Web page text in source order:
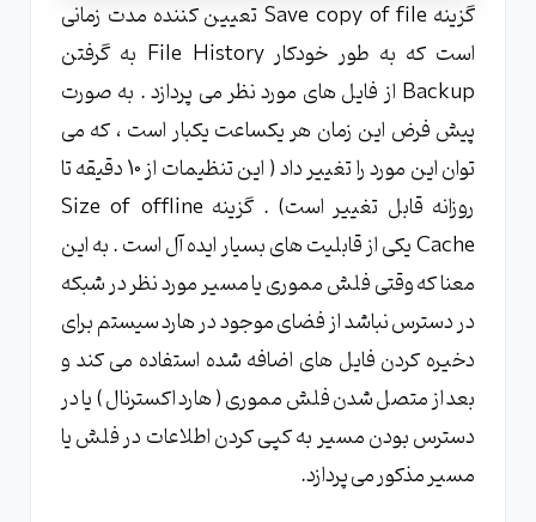
گزینه Save copy of file تعیین کننده مدت زمانی
است که به طور خودکار File History به گرفتن
Backup از فایل های مورد نظر می پردازد . به صورت
پیش فرض این زمان هر یکساعت یکبار است ، که می
توان این مورد را تغییر داد ( این تنظیمات از 10 دقیقه تا
روزانه قابل تغییر است) . گزینه Size of offline
Cache یکی از قابلیت های بسیار ایده آل است . به این
معنا که وقتی فلش مموری یا مسیر مورد نظر در شبکه
در دسترس نباشد از فضای موجود در هارد سیستم برای
دخیره کردن فایل های اضافه شده استفاده می کند و
بعد از متصل شدن فلش مموری ( هارد اکسترنال ) یا در
دسترس بودن مسیر به کپی کردن اطلاعات در فلش یا
مسیر مذکور می پردازد.